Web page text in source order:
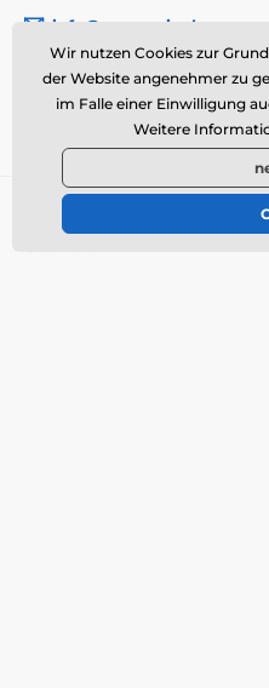
info@momanio.de
Wo Sie uns finden
Wir nutzen Cookies zur
der Website angenehmer zu
im Falle einer Einwilligung
Weitere